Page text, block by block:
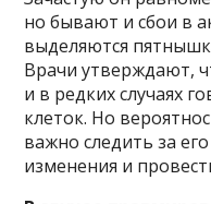
но бывают и сбои в
выделяются
Врачи утверждают,
и в редких случаях
клеток. Но
важно следить за
изменения и